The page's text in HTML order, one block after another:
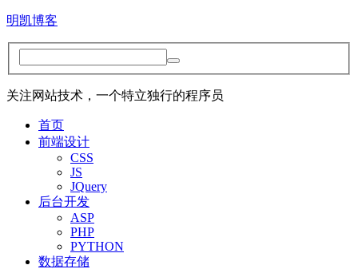
明凯博客
关注网站技术，一个特立独行的程序员
首页
前端设计
CSS
JS
JQuery
后台开发
ASP
PHP
PYTHON
数据存储